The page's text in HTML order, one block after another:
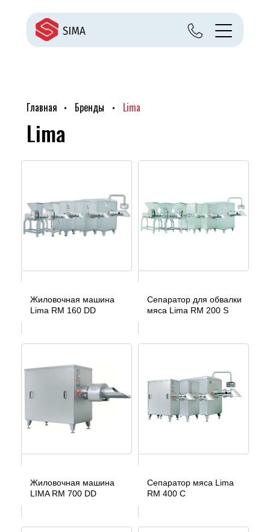
Главная Бренды Lima
Lima
Жиловочная машина
Lima RM 160 DD
Сепаратор для обвалки
мяса Lima RM 200 S
Жиловочная машина
LIMA RM 700 DD
Сепаратор мяса Lima
RM 400 C